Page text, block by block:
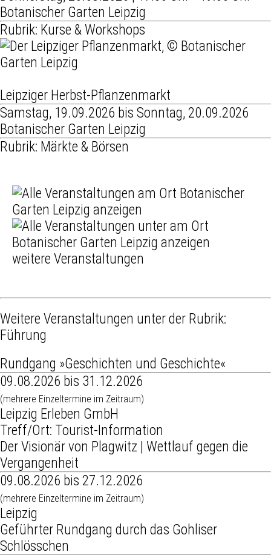
Botanischer Garten Leipzig
Rubrik: Kurse & Workshops
Leipziger Herbst-Pflanzenmarkt
Samstag, 19.09.2026 bis Sonntag, 20.09.2026
Botanischer Garten Leipzig
Rubrik: Märkte & Börsen
weitere Veranstaltungen
Weitere Veranstaltungen unter der Rubrik:
Führung
Rundgang »Geschichten und Geschichte«
09.08.2026 bis 31.12.2026
(mehrere Einzeltermine im Zeitraum)
Leipzig Erleben GmbH
Treff/Ort: Tourist-Information
Der Visionär von Plagwitz | Wettlauf gegen die
Vergangenheit
09.08.2026 bis 27.12.2026
(mehrere Einzeltermine im Zeitraum)
Leipzig
Geführter Rundgang durch das Gohliser
Schlösschen